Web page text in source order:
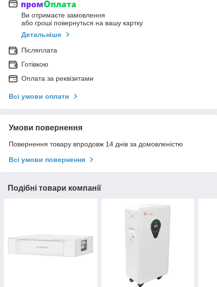
Ви отримаєте замовлення
або гроші повернуться на вашу картку
Детальніше
Післяплата
Готівкою
Оплата за реквізитами
Всі умови оплати
Умови повернення
Повернення товару впродовж 14 днів за домовленістю
Всі умови повернення
Подібні товари компанії